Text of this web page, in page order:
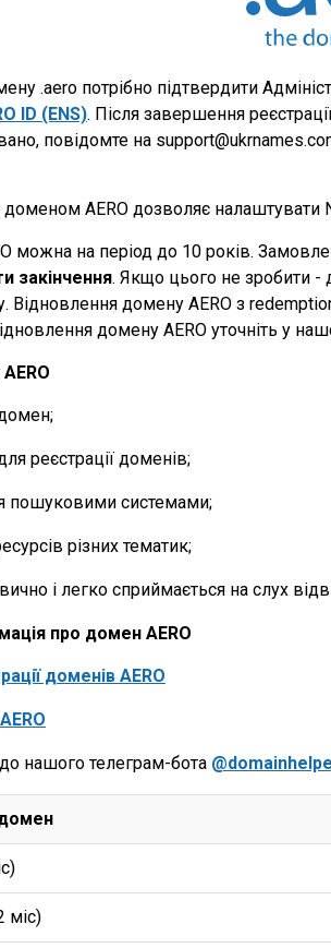
.aero потрібно підтвердити
ID (ENS). Після завершення
повідомте на
AERO дозволяє налаштувати
можна на період до 10 років.
закінчення. Якщо цього не зробити -
Відновлення домену AERO з
домену AERO уточніть у
реєстрації доменів;
пошуковими системами;
різних тематик;
і легко сприймається на слух
про домен AERO
доменів AERO
нашого телеграм-бота
міс)